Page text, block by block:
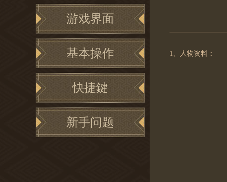
游戏界面
基本操作
快捷鍵
新手问题
1、人物资料：